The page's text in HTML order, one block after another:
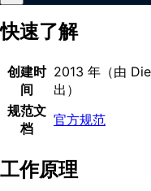
快速了解
创建时
间
2013 年（由
出）
规范文
档
官方规范
工作原理